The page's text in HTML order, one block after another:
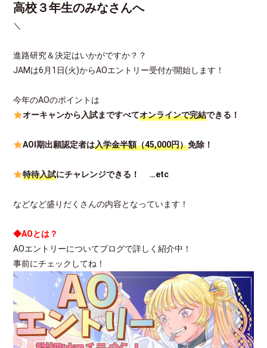
高校３年生のみなさんへ
＼
進路研究＆決定はいかがですか？？
JAMは6月1日(火)からAOエントリー受付が開始します！
今年のAOのポイントは
オーキャンから入試まですべてオンラインで完結できる！
AOⅠ期出願認定者は入学金半額（45,000円）免除！
特待入試にチャレンジできる！ …etc
などなど盛りだくさんの内容となっています！
◆AOとは？
AOエントリーについてブログで詳しく紹介中！
事前にチェックしてね！